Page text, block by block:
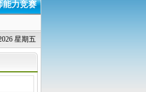
能力竞赛
星期五